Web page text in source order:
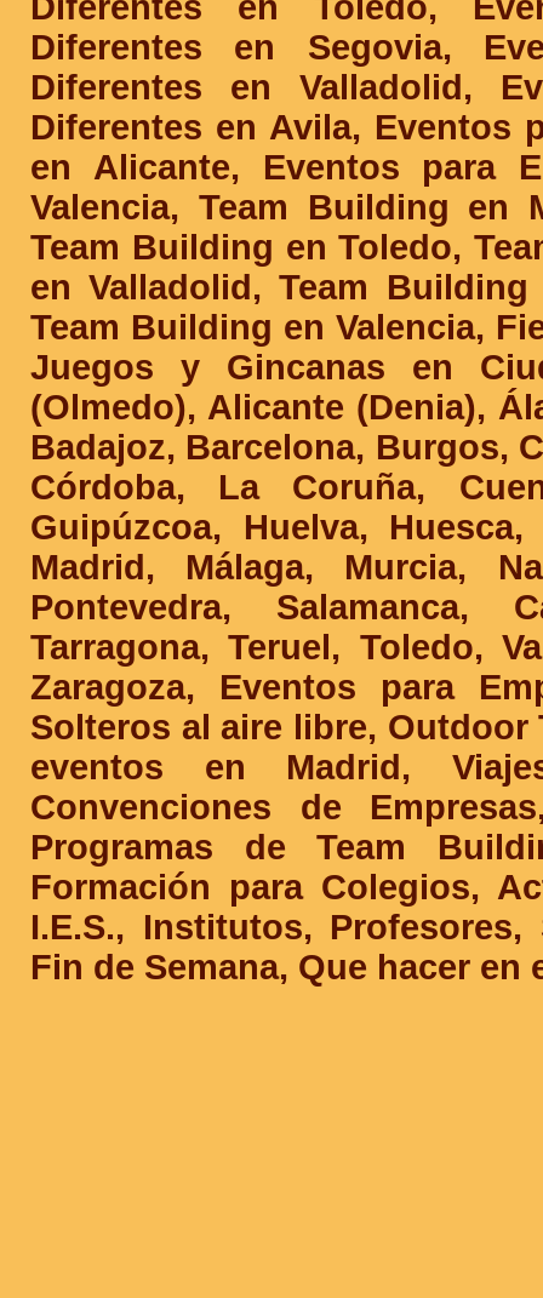
Diferentes en Segovia,
Diferentes en Valladolid,
Diferentes en Avila, Eventos
en Alicante, Eventos para
Valencia, Team Building en
Team Building en Toledo,
en Valladolid, Team
Team Building en Valencia,
Juegos y Gincanas en
(Olmedo), Alicante (Denia),
Badajoz, Barcelona, Burgos,
Córdoba, La Coruña,
Guipúzcoa, Huelva,
Madrid, Málaga, Murcia,
Pontevedra, Salamanca,
Tarragona, Teruel, Toledo,
Zaragoza, Eventos para
Solteros al aire libre, Outdoor
eventos en Madrid,
Convenciones de
Programas de Team
Formación para Colegios,
I.E.S., Institutos,
Fin de Semana, Que hacer en